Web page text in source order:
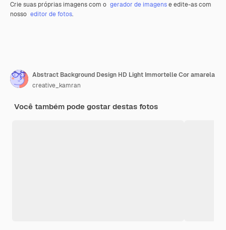
Crie suas próprias imagens com o gerador de imagense edite-as com
nosso editor de fotos.
Abstract Background Design HD Light Immortelle Cor amarela
creative_kamran
Você também pode gostar destas fotos